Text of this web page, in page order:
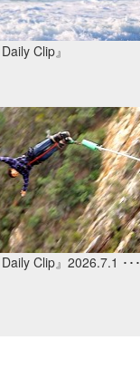
Clip』
Daily Clip』2026.7.1 ･･･